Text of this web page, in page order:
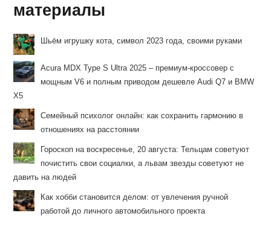
материалы
Шьём игрушку кота, символ 2023 года, своими руками
Acura MDX Type S Ultra 2025 – премиум-кроссовер с
мощным V6 и полным приводом дешевле Audi Q7 и BMW
X5
Семейный психолог онлайн: как сохранить гармонию в
отношениях на расстоянии
Гороскоп на воскресенье, 20 августа: Тельцам советуют
почистить свои социалки, а львам звезды советуют не
давить на людей
Как хобби становится делом: от увлечения ручной
работой до личного автомобильного проекта